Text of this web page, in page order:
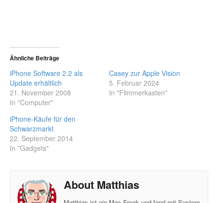
Ähnliche Beiträge
iPhone Software 2.2 als
Update erhältlich
21. November 2008
In "Computer"
Casey zur Apple Vision
5. Februar 2024
In "Flimmerkasten"
iPhone-Käufe für den
Schwarzmarkt
22. September 2014
In "Gadgets"
About Matthias